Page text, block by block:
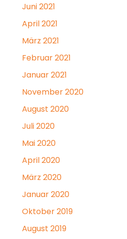
Juni 2021
April 2021
März 2021
Februar 2021
Januar 2021
November 2020
August 2020
Juli 2020
Mai 2020
April 2020
März 2020
Januar 2020
Oktober 2019
August 2019